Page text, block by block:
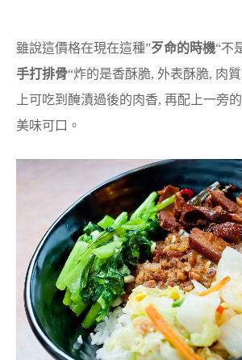
雖說這價格在現在這種”歹命的時機“不
手打排骨“炸的是香酥脆, 外表酥脆, 肉
上可吃到醃漬過後的肉香, 再配上一旁
美味可口。